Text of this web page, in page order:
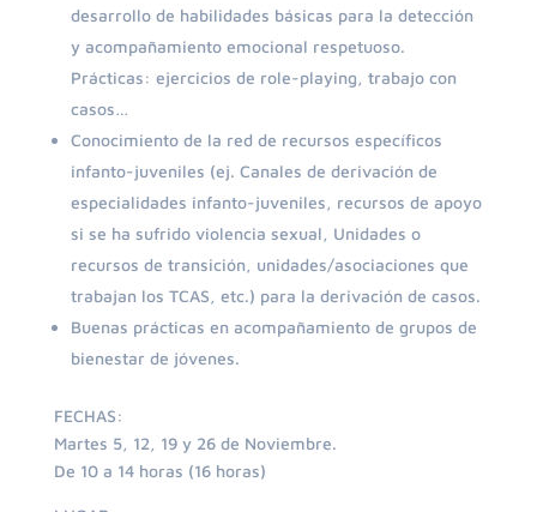
desarrollo de habilidades básicas para la detección
y acompañamiento emocional respetuoso.
Prácticas: ejercicios de role-playing, trabajo con
casos…
Conocimiento de la red de recursos específicos
infanto-juveniles (ej. Canales de derivación de
especialidades infanto-juveniles, recursos de apoyo
si se ha sufrido violencia sexual, Unidades o
recursos de transición, unidades/asociaciones que
trabajan los TCAS, etc.) para la derivación de casos.
Buenas prácticas en acompañamiento de grupos de
bienestar de jóvenes.
FECHAS:
Martes 5, 12, 19 y 26 de Noviembre.
De 10 a 14 horas (16 horas)